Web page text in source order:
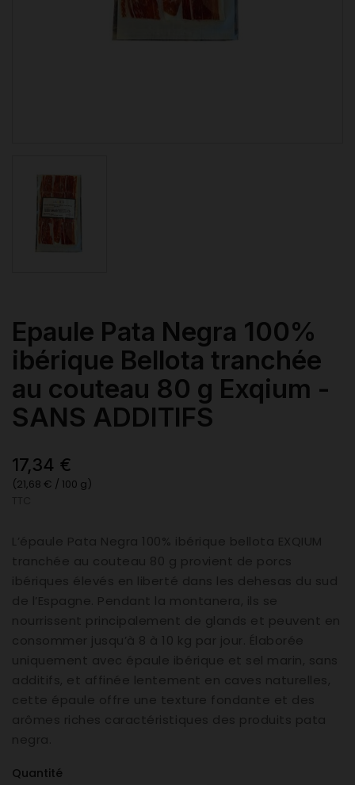
Epaule Pata Negra 100%
ibérique Bellota tranchée
au couteau 80 g Exqium -
SANS ADDITIFS
17,34 €
(21,68 € / 100 g)
Quantité